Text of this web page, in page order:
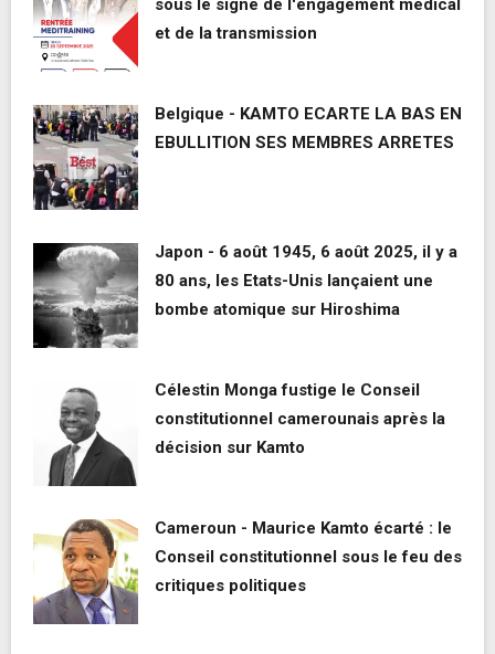
sous le signe de l'engagement médical
et de la transmission
Belgique - KAMTO ECARTE LA BAS EN
EBULLITION SES MEMBRES ARRETES
Japon - 6 août 1945, 6 août 2025, il y a
80 ans, les Etats-Unis lançaient une
bombe atomique sur Hiroshima
Célestin Monga fustige le Conseil
constitutionnel camerounais après la
décision sur Kamto
Cameroun - Maurice Kamto écarté : le
Conseil constitutionnel sous le feu des
critiques politiques